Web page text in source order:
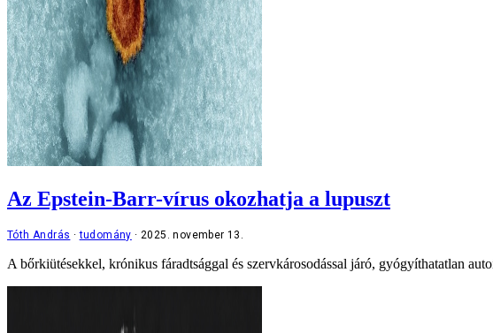
Az Epstein-Barr-vírus okozhatja a lupuszt
Tóth András tudomány 2025. november 13.
A bőrkiütésekkel, krónikus fáradtsággal és szervkárosodással járó, gyógyíthatatlan